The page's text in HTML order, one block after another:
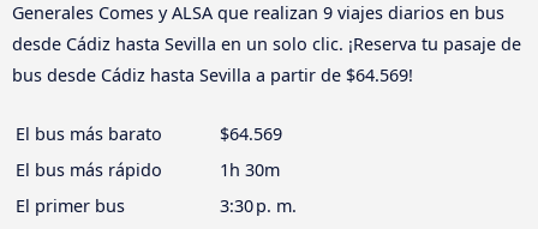
Generales Comes y ALSA que realizan 9 viajes diarios en bus
desde Cádiz hasta Sevilla en un solo clic. ¡Reserva tu pasaje de
bus desde Cádiz hasta Sevilla a partir de $64.569!
El bus más barato
$64.569
El bus más rápido
1h 30m
El primer bus
3:30 p. m.